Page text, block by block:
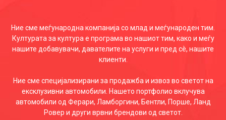
Ние сме меѓународна компанија со млад и меѓународен тим.
Културата за култура е програма во нашиот тим, како и меѓу
нашите добавувачи, давателите на услуги и пред сè, нашите
клиенти.
Ние сме специјализирани за продажба и извоз во светот на
ексклузивни автомобили. Нашето портфолио вклучува
автомобили од Ферари, Ламборгини, Бентли, Порше, Ланд
Ровер и други врвни брендови од светот.